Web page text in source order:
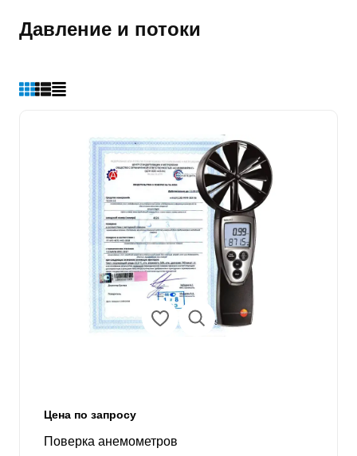
Давление и потоки
Цена по запросу
Поверка анемометров